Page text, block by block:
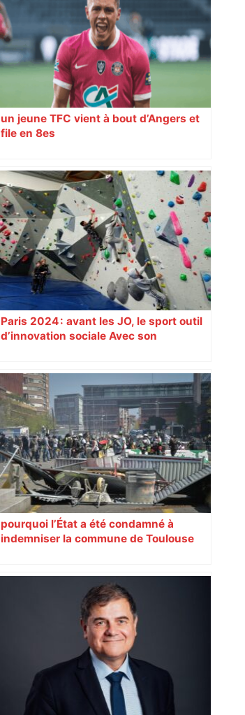
un jeune TFC vient à bout d’Angers et
file en 8es
Paris 2024 : avant les JO, le sport outil
d’innovation sociale Avec son
soutient depuis deux ans des
centaines de projets à vocation sociale.
Exemple à Toulouse et à Tarbes, avec
l’escalade qui espère dépasser le mur
d’indifférence des quartiers populaires.
Reportage
pourquoi l’État a été condamné à
indemniser la commune de Toulouse